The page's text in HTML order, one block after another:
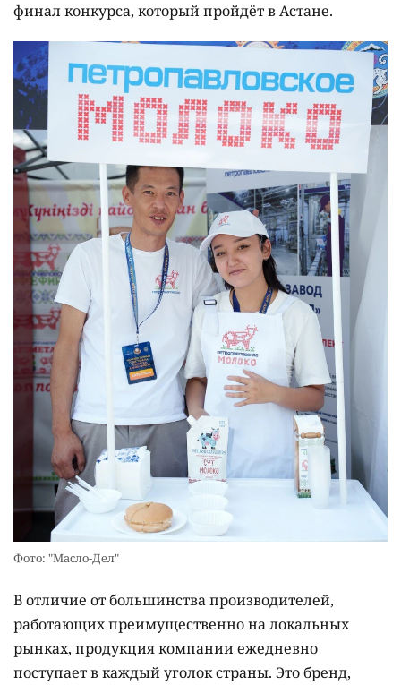
финал конкурса, который пройдёт в Астане.
Фото: "Масло-Дел"
В отличие от большинства производителей,
работающих преимущественно на локальных
рынках, продукция компании ежедневно
поступает в каждый уголок страны. Это бренд,